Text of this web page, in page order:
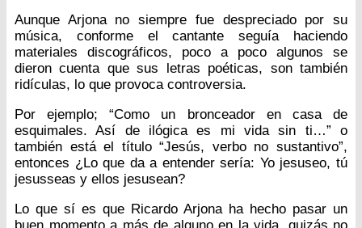
Aunque Arjona no siempre fue despreciado por su
música, conforme el cantante seguía haciendo
materiales discográficos, poco a poco algunos se
dieron cuenta que sus letras poéticas, son también
ridículas, lo que provoca controversia.
Por ejemplo; “Como un bronceador en casa de
esquimales. Así de ilógica es mi vida sin ti…” o
también está el título “Jesús, verbo no sustantivo”,
entonces ¿Lo que da a entender sería: Yo jesuseo, tú
jesusseas y ellos jesusean?
Lo que sí es que Ricardo Arjona ha hecho pasar un